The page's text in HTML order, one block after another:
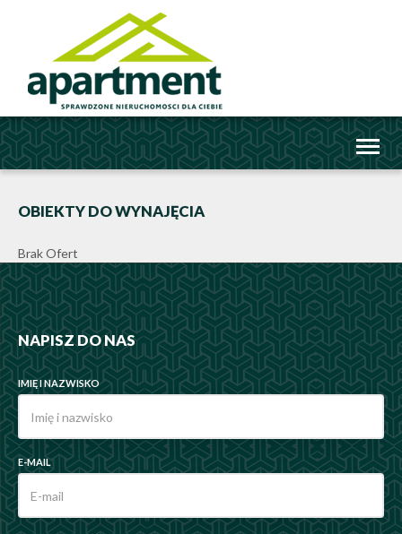
OBIEKTY DO WYNAJĘCIA
Brak Ofert
NAPISZ DO NAS
IMIĘ I NAZWISKO
E-MAIL